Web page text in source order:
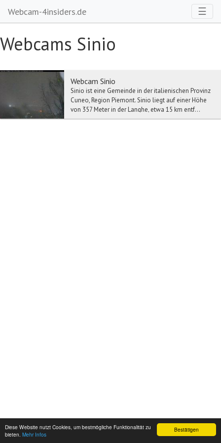
Bestätigen
Diese Website nutzt Cookies, um bestmögliche Funktionalität zu
bieten. Mehr Infos
Webcam-4insiders.de ☰
Webcams Sinio
Webcam Sinio
Sinio ist eine Gemeinde in der italienischen Provinz
Cuneo, Region Piemont. Sinio liegt auf einer Höhe
von 357 Meter in der Langhe, etwa 15 km entf...